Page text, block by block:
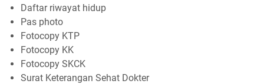
Daftar riwayat hidup
Pas photo
Fotocopy KTP
Fotocopy KK
Fotocopy SKCK
Surat Keterangan Sehat Dokter